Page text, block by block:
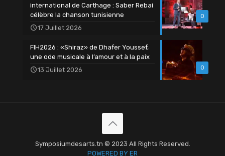
0
international de Carthage : Saber Rebai
célèbre la chanson tunisienne
17 Juillet 2026
0
FIH2026 : «Shiraz» de Dhafer Youssef,
une ode musicale à l’amour et à la paix
13 Juillet 2026
Symposiumdesarts.tn © 2023 All Rights Reserved.
POWERED BY ER